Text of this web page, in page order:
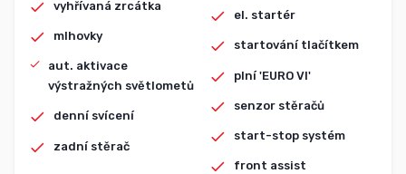
vyhřívaná zrcátka
mlhovky
aut. aktivace
výstražných světlometů
denní svícení
zadní stěrač
el. startér
startování tlačítkem
plní 'EURO VI'
senzor stěračů
start-stop systém
front assist